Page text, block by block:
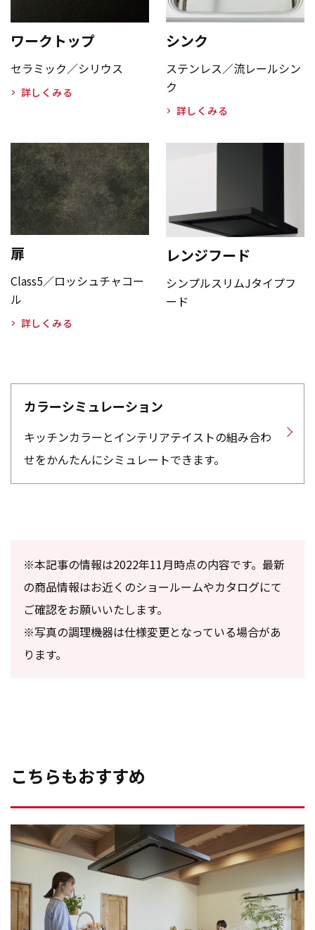
ワークトップ
セラミック／シリウス
詳しくみる
シンク
ステンレス／流レールシン
ク
詳しくみる
扉
Class5／ロッシュチャコー
ル
詳しくみる
レンジフード
シンプルスリムJタイプフ
ード
カラーシミュレーション
キッチンカラーとインテリアテイストの組み合わ
せをかんたんにシミュレートできます。
※本記事の情報は2022年11月時点の内容です。最新
の商品情報はお近くのショールームやカタログにて
ご確認をお願いいたします。
※写真の調理機器は仕様変更となっている場合があ
ります。
こちらもおすすめ